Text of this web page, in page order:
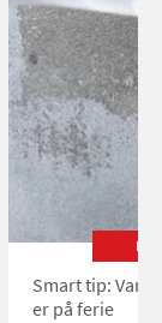
Smart tip:
er på ferie